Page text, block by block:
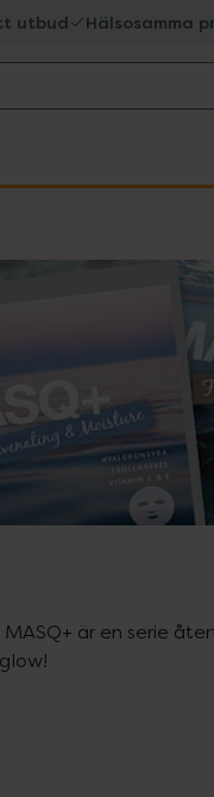
utbud Hälsosamma
är en serie